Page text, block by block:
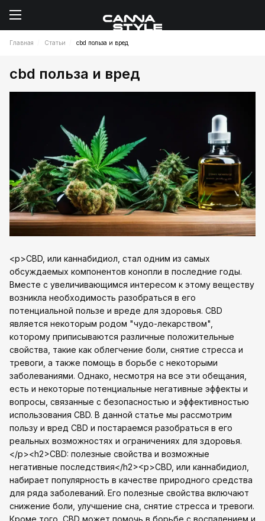
Главная Статьи cbd польза и вред
cbd польза и вред
<p>CBD, или каннабидиол, стал одним из самых
обсуждаемых компонентов конопли в последние годы.
Вместе с увеличивающимся интересом к этому веществу
возникла необходимость разобраться в его
потенциальной пользе и вреде для здоровья. CBD
является некоторым родом "чудо-лекарством",
которому приписываются различные положительные
свойства, такие как облегчение боли, снятие стресса и
тревоги, а также помощь в борьбе с некоторыми
заболеваниями. Однако, несмотря на все эти обещания,
есть и некоторые потенциальные негативные эффекты и
вопросы, связанные с безопасностью и эффективностью
использования CBD. В данной статье мы рассмотрим
пользу и вред CBD и постараемся разобраться в его
реальных возможностях и ограничениях для здоровья.
</p><h2>CBD: полезные свойства и возможные
негативные последствия</h2><p>CBD, или каннабидиол,
набирает популярность в качестве природного средства
для ряда заболеваний. Его полезные свойства включают
снижение боли, улучшение сна, снятие стресса и тревоги.
Кроме того, CBD может помочь в борьбе с воспалением и